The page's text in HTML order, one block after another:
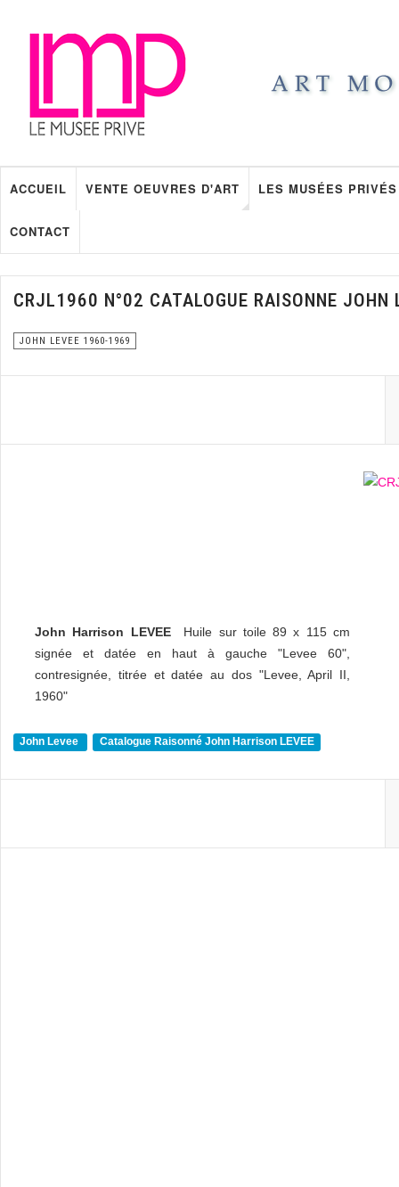
ACCUEIL VENTE OEUVRES D'ART LES MUSÉES PRIVÉS
CONTACT
CRJL1960 N°02 CATALOGUE RAISONNE JOHN
JOHN LEVEE 1960-1969
John Harrison LEVEEHuile sur toile 89 x 115 cm
signée et datée en haut à gauche "Levee 60",
contresignée, titrée et datée au dos "Levee, April II,
1960"
John Levee Catalogue Raisonné John Harrison LEVEE